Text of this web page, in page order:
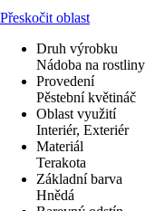
Přeskočit oblast
Druh výrobku
Nádoba na rostliny
Provedení
Pěstební květináč
Oblast využití
Interiér, Exteriér
Materiál
Terakota
Základní barva
Hnědá